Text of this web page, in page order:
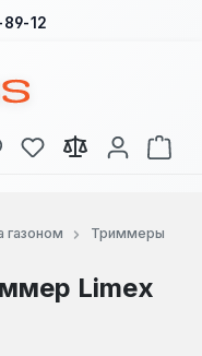
12
У вас есть товары
В
газоном Триммеры
Limex